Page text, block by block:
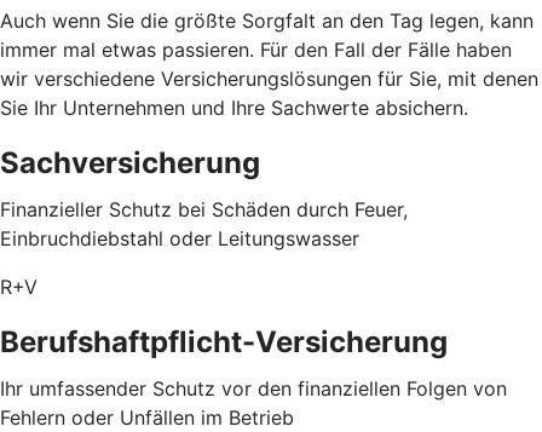
Auch wenn Sie die größte Sorgfalt an den Tag legen, kann
immer mal etwas passieren. Für den Fall der Fälle haben
wir verschiedene Versicherungslösungen für Sie, mit denen
Sie Ihr Unternehmen und Ihre Sachwerte absichern.
Sachversicherung
Finanzieller Schutz bei Schäden durch Feuer,
Einbruchdiebstahl oder Leitungswasser
R+V
Berufshaftpflicht-Versicherung
Ihr umfassender Schutz vor den finanziellen Folgen von
Fehlern oder Unfällen im Betrieb